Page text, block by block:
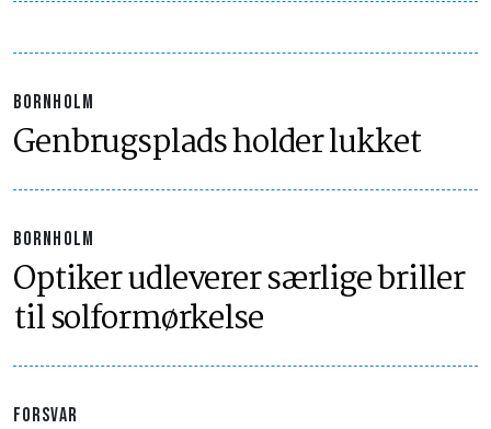
BORNHOLM
Genbrugsplads holder lukket
BORNHOLM
Optiker udleverer særlige briller
til solformørkelse
FORSVAR